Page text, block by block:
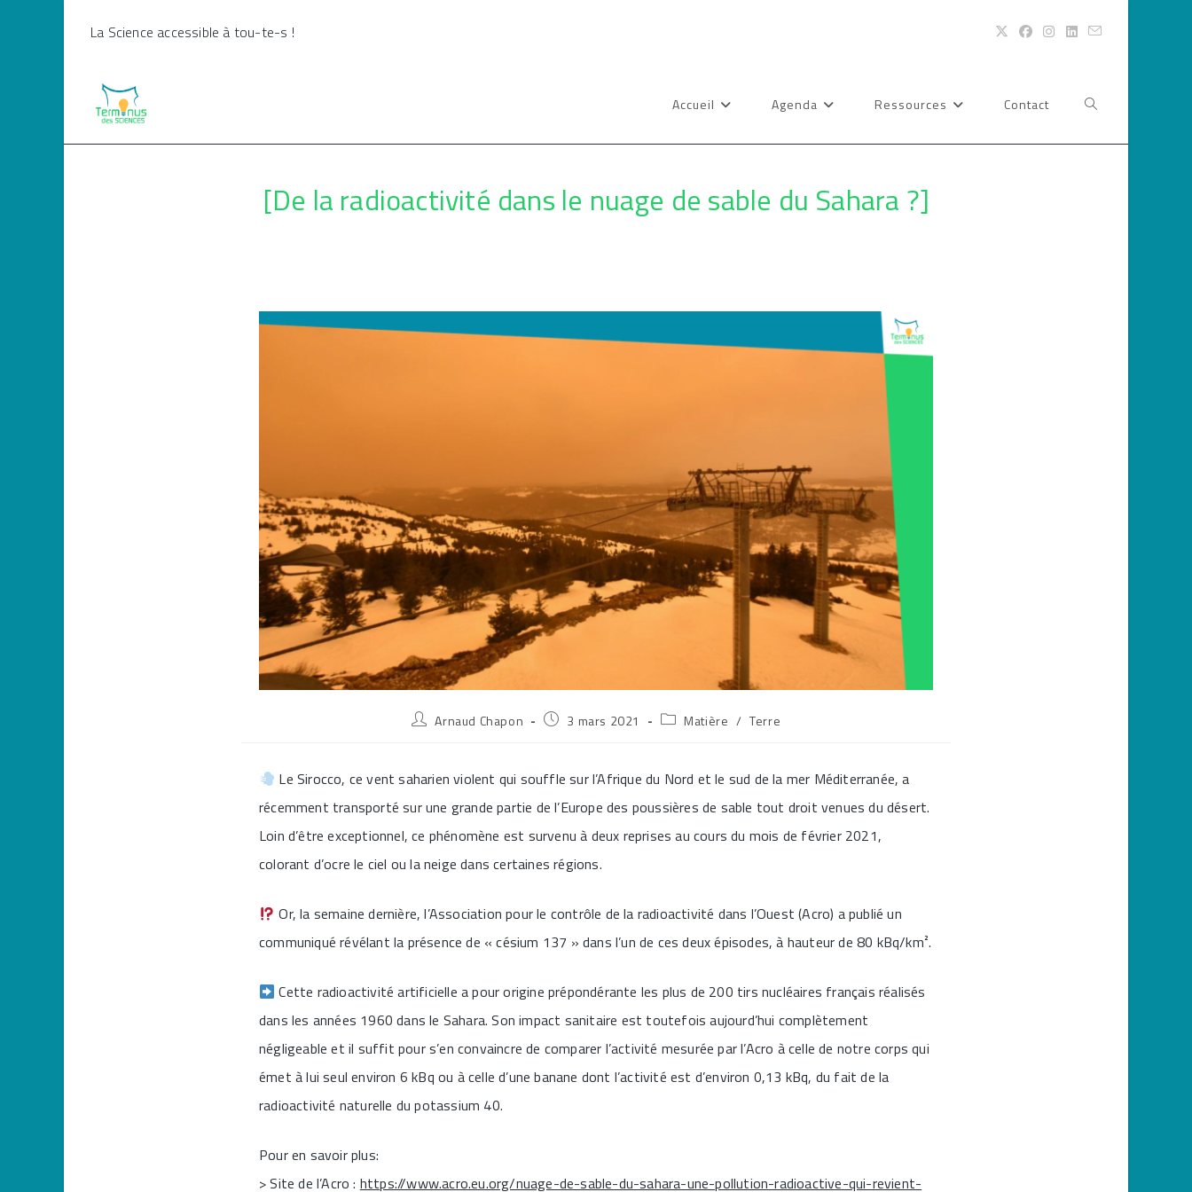
La Science accessible à tou-te-s !
Accueil Agenda Ressources Contact Toggle
[De la radioactivité dans le nuage de sable du Sahara ?]
Auteur/autrice
publication :
Arnaud Chapon
Publication
3 mars 2021
PostMatière / Terre
Le Sirocco, ce vent saharien violent qui souffle sur l’Afrique du Nord et le sud de la mer Méditerranée, a
récemment transporté sur une grande partie de l’Europe des poussières de sable tout droit venues du désert.
Loin d’être exceptionnel, ce phénomène est survenu à deux reprises au cours du mois de février 2021,
colorant d’ocre le ciel ou la neige dans certaines régions.
Or, la semaine dernière, l’Association pour le contrôle de la radioactivité dans l’Ouest (Acro) a publié un
communiqué révélant la présence de « césium 137 » dans l’un de ces deux épisodes, à hauteur de 80 kBq/km².
Cette radioactivité artificielle a pour origine prépondérante les plus de 200 tirs nucléaires français réalisés
dans les années 1960 dans le Sahara. Son impact sanitaire est toutefois aujourd’hui complètement
négligeable et il suffit pour s’en convaincre de comparer l’activité mesurée par l’Acro à celle de notre corps qui
émet à lui seul environ 6 kBq ou à celle d’une banane dont l’activité est d’environ 0,13 kBq, du fait de la
radioactivité naturelle du potassium 40.
Pour en savoir plus:
> Site de l’Acro : https://www.acro.eu.org/nuage-de-sable-du-sahara-une-pollution-radioactive-qui-revient-